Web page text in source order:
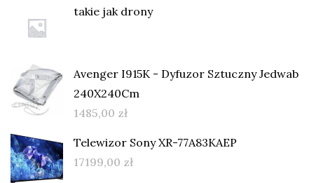
takie jak drony
Avenger I915K - Dyfuzor Sztuczny Jedwab
240X240Cm
1485,00 zł
Telewizor Sony XR-77A83KAEP
17199,00 zł